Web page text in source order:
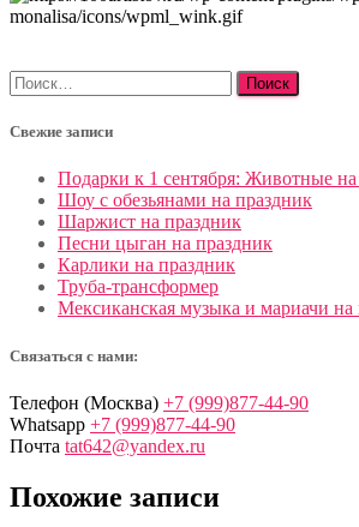
Найти:
Свежие записи
Подарки к 1 сентября: Животные
Шоу с обезьянами на праздник
Шаржист на праздник
Песни цыган на праздник
Карлики на праздник
Труба-трансформер
Мексиканская музыка и мариачи
Связаться с нами:
Телефон (Москва) +7 (999)877-44-90
Whatsapp +7 (999)877-44-90
Почта tat642@yandex.ru
Похожие записи